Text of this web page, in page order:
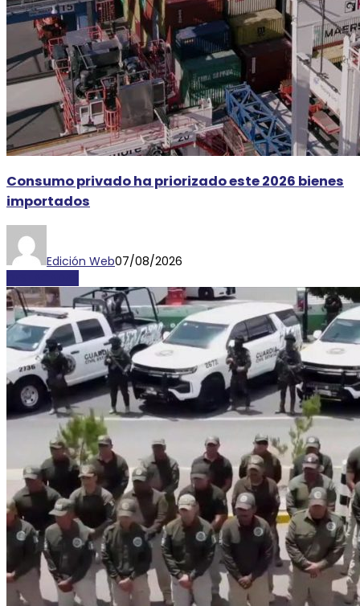
Consumo privado ha priorizado este 2026 bienes
importados
Edición Web07/08/2026